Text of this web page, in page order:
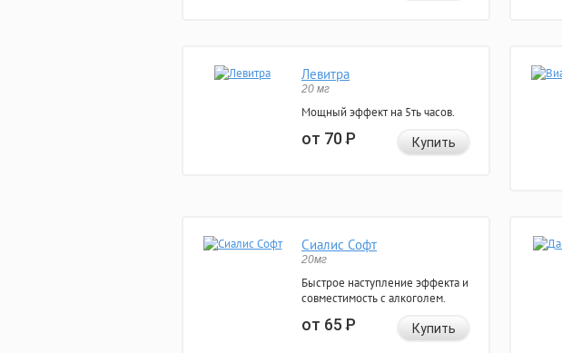
Левитра
20 мг
Мощный эффект на 5ть часов.
от 70Р Купить
Сиалис Софт
20мг
Быстрое наступление эффекта и
совместимость с алкоголем.
от 65Р Купить